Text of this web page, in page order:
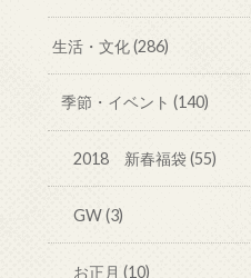
生活・文化 (286)
季節・イベント (140)
2018 新春福袋 (55)
GW (3)
お正月 (10)